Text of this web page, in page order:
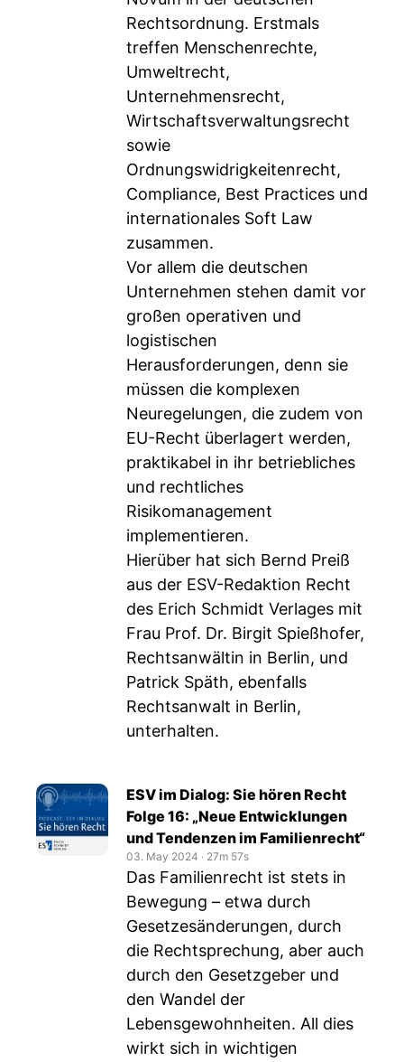
Rechtsordnung. Erstmals
treffen Menschenrechte,
Umweltrecht,
Unternehmensrecht,
Wirtschaftsverwaltungsrecht
sowie
Ordnungswidrigkeitenrecht,
Compliance, Best Practices und
internationales Soft Law
zusammen.
Vor allem die deutschen
Unternehmen stehen damit vor
großen operativen und
logistischen
Herausforderungen, denn sie
müssen die komplexen
Neuregelungen, die zudem von
EU-Recht überlagert werden,
praktikabel in ihr betriebliches
und rechtliches
Risikomanagement
implementieren.
Hierüber hat sich Bernd Preiß
aus der ESV-Redaktion Recht
des Erich Schmidt Verlages mit
Frau Prof. Dr. Birgit Spießhofer,
Rechtsanwältin in Berlin, und
Patrick Späth, ebenfalls
Rechtsanwalt in Berlin,
unterhalten.
ESV im Dialog: Sie hören Recht
Folge 16: „Neue Entwicklungen
und Tendenzen im Familienrecht“
03. May 2024 ‧ 27m 57s
Das Familienrecht ist stets in
Bewegung – etwa durch
Gesetzesänderungen, durch
die Rechtsprechung, aber auch
durch den Gesetzgeber und
den Wandel der
Lebensgewohnheiten. All dies
wirkt sich in wichtigen